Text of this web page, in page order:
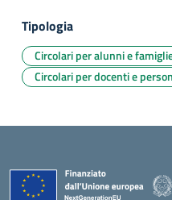
Tipologia
Circolari per alunni e
Circolari per docenti e